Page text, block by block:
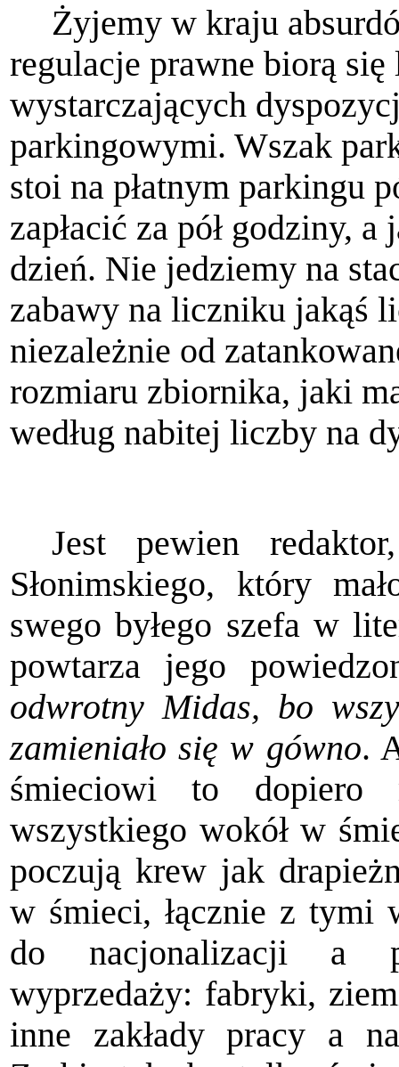
Żyjemy w kraju
regulacje prawne biorą
wy­starczających
parkingowymi. Wszak
stoi na płatnym parkingu
zapłacić za pół godziny, a
dzień. Nie jedziemy na
zabawy na liczniku jakąś
niezależnie od
rozmiaru zbiornika, jaki
według nabitej liczby na
Jest pewien
Słonimskiego, który
swego byłego szefa w
powtarza jego
odwrotny Midas, bo
zamieniało się w gówno.
śmie­ciowi to dopiero
wszystkiego wokół w
poczują krew jak
w śmieci, łącznie z tymi
do na­cjonalizacji a
wyprzedaży: fabryki,
inne zakłady pracy a